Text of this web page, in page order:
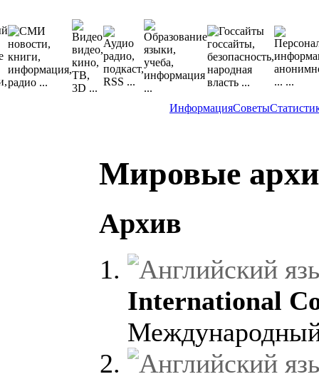
ИнформацияСоветы
Мировые
Архив
International